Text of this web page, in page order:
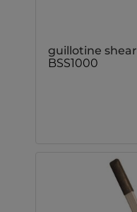
guillotine shear
BSS1000